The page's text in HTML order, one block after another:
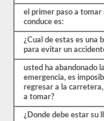
el primer paso a tomar
conduce es:
¿Cual de estas es una
para evitar un
usted ha abandonado
emergencia, es
regresar a la
a tomar?
¿Donde debe estar su